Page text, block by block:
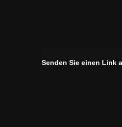
Senden Sie einen Link